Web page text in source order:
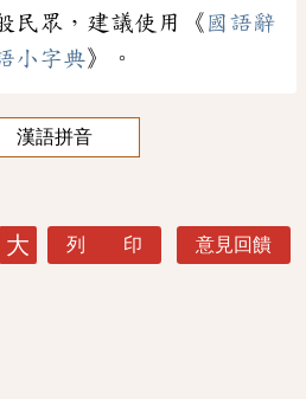
民眾，建議使用《 國語辭
小字典》。
漢語拼音
大 列 印 意見回饋